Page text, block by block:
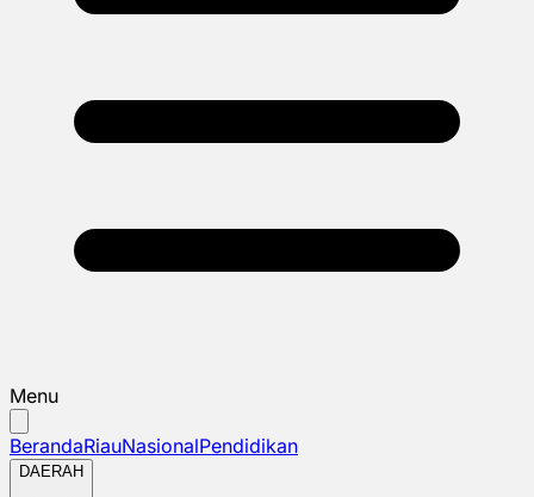
Menu
BerandaRiauNasionalPendidikan
DAERAH